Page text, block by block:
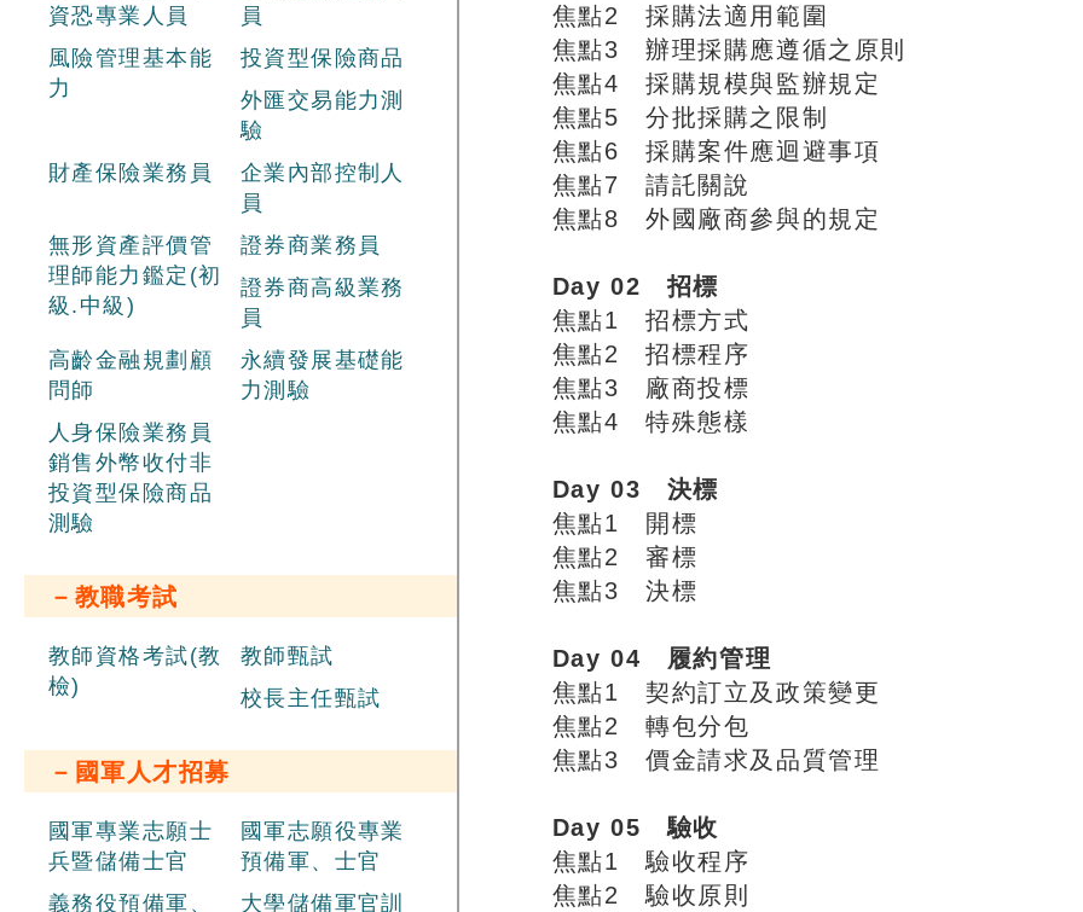
資恐專業人員
員
風險管理基本能
力
投資型保險商品
外匯交易能力測
驗
財產保險業務員
企業內部控制人
員
無形資產評價管
理師能力鑑定(初
級.中級)
證券商業務員
證券商高級業務
員
高齡金融規劃顧
問師
永續發展基礎能
力測驗
人身保險業務員
銷售外幣收付非
投資型保險商品
測驗
－教職考試
教師資格考試(教
檢)
教師甄試
校長主任甄試
－國軍人才招募
國軍專業志願士
兵暨儲備士官
國軍志願役專業
預備軍、士官
義務役預備軍、
大學儲備軍官訓
焦點2 採購法適用範圍
焦點3 辦理採購應遵循之原則
焦點4 採購規模與監辦規定
焦點5 分批採購之限制
焦點6 採購案件應迴避事項
焦點7 請託關說
焦點8 外國廠商參與的規定
Day 02 招標
焦點1 招標方式
焦點2 招標程序
焦點3 廠商投標
焦點4 特殊態樣
Day 03 決標
焦點1 開標
焦點2 審標
焦點3 決標
Day 04 履約管理
焦點1 契約訂立及政策變更
焦點2 轉包分包
焦點3 價金請求及品質管理
Day 05 驗收
焦點1 驗收程序
焦點2 驗收原則